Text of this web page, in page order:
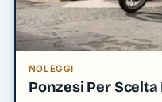
NOLEGGI
Ponzesi Per